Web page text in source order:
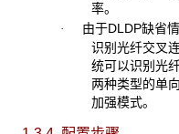
率。
· 由于DLDP缺省情
识别光纤交叉
统可以识别光
两种类型的单
加强模式。